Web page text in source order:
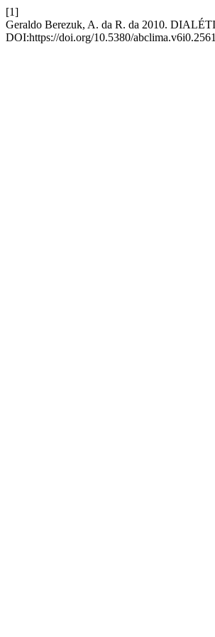
[1]
Geraldo Berezuk, A. da R. da 2010.
DOI:https://doi.org/10.5380/